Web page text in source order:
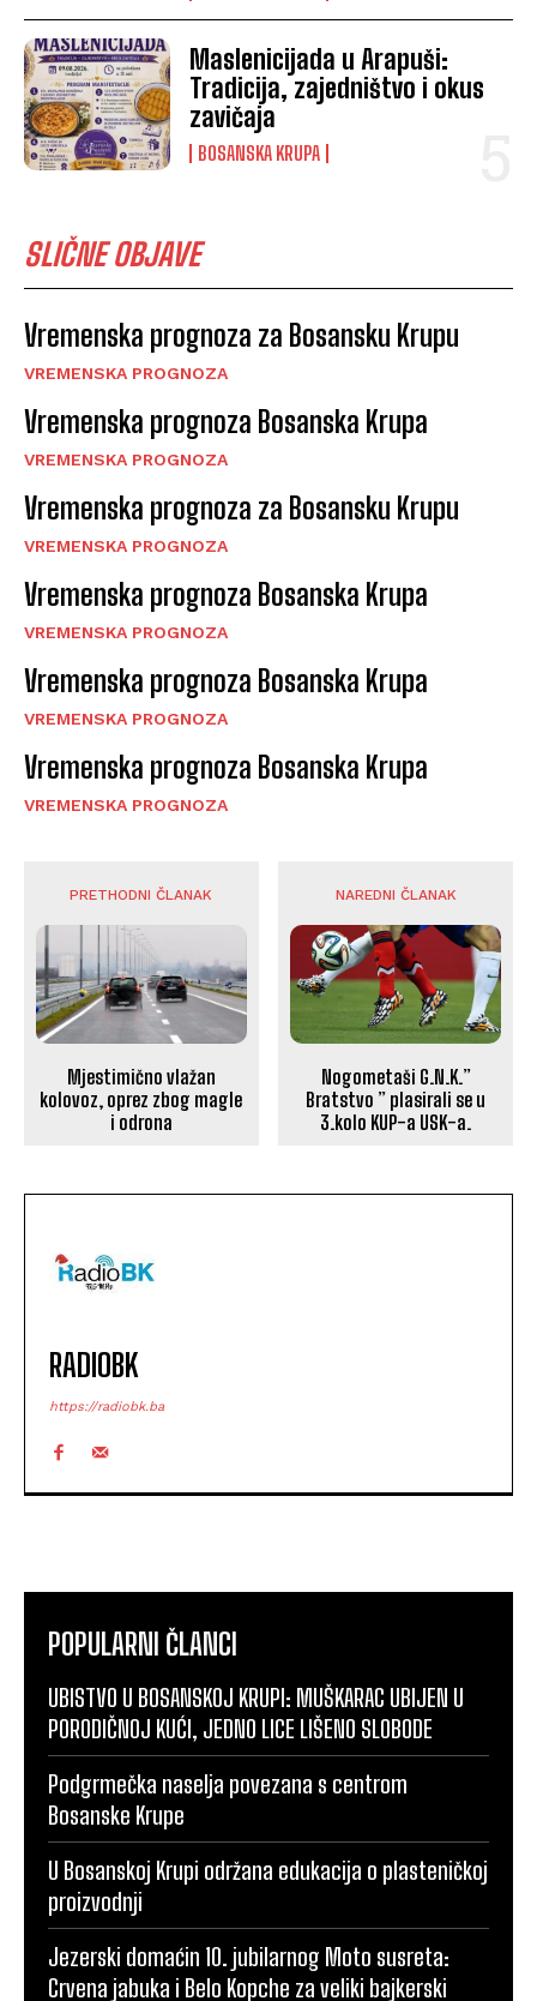
Maslenicijada u Arapuši:
Tradicija, zajedništvo i okus
zavičaja
BOSANSKA KRUPA
SLIČNE OBJAVE
Vremenska prognoza za Bosansku Krupu
VREMENSKA PROGNOZA
Vremenska prognoza Bosanska Krupa
VREMENSKA PROGNOZA
Vremenska prognoza za Bosansku Krupu
VREMENSKA PROGNOZA
Vremenska prognoza Bosanska Krupa
VREMENSKA PROGNOZA
Vremenska prognoza Bosanska Krupa
VREMENSKA PROGNOZA
Vremenska prognoza Bosanska Krupa
VREMENSKA PROGNOZA
PRETHODNI ČLANAK
Mjestimično vlažan
kolovoz, oprez zbog magle
i odrona
NAREDNI ČLANAK
Nogometaši G.N.K.”
Bratstvo ” plasirali se u
3.kolo KUP-a USK-a.
RADIOBK
https://radiobk.ba
POPULARNI ČLANCI
UBISTVO U BOSANSKOJ KRUPI: MUŠKARAC UBIJEN U
PORODIČNOJ KUĆI, JEDNO LICE LIŠENO SLOBODE
Podgrmečka naselja povezana s centrom
Bosanske Krupe
U Bosanskoj Krupi održana edukacija o plasteničkoj
proizvodnji
Jezerski domaćin 10. jubilarnog Moto susreta:
Crvena jabuka i Belo Kopche za veliki bajkerski